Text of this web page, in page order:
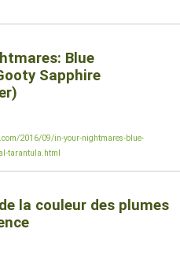
Blue
Sapphire
2016/09/in-your-nightmares-blue-
tarantula.html
la couleur des plumes